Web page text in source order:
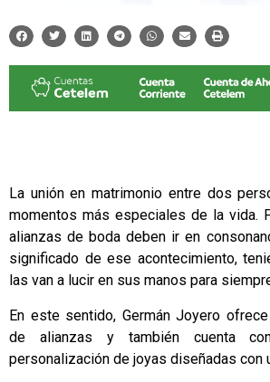
La unión en matrimonio entre dos
momentos más especiales de la vida.
alianzas de boda deben ir en
significado de ese acontecimiento,
las van a lucir en sus manos para
En este sentido, Germán Joyero
de alianzas y también cuenta
personalización de joyas diseñadas con